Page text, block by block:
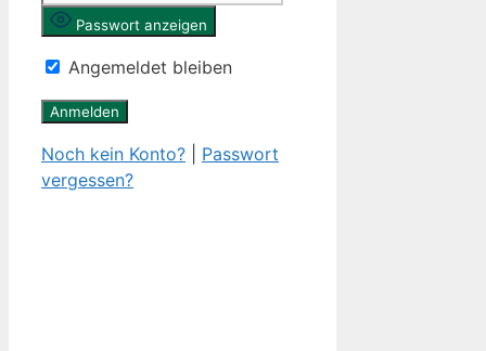
Passwort anzeigen
Angemeldet bleiben
Noch kein Konto?
Passwort
vergessen?